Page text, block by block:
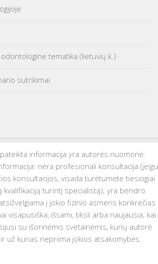
tematika (lietuvių k.)
sutrikimai
informacija yra autorės nuomonė.
nėra profesionali konsultacija (jeigu
konsultacijos, visada turėtumėte tiesiogiai
kvalifikaciją turintį specialistą); yra bendro
į jokio fizinio asmens konkrečias
visapusiška, išsami, tiksli arba naujausia; kai
su išorinėmis svetainėmis, kurių autorė
už kurias nepriima jokios atsakomybės.